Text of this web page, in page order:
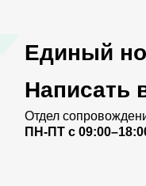
Единый
Написать
Отдел
ПН-ПТ с